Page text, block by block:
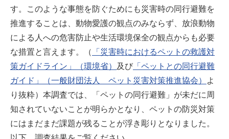
す。このような事態を防ぐためにも災害時の同行避難を
推進することは、動物愛護の観点のみならず、放浪動物
による人への危害防止や生活環境保全の観点からも必要
な措置と言えます。（
「災害時におけるペットの救護対
策ガイドライン」（環境省）
及び 「ペットとの同行避難
ガイド」（一般財団法人 ペット災害対策推進協会）
よ
り抜粋）本調査では、「ペットの同行避難」が未だに周
知されていないことが明らかとなり、ペットの防災対策
にはまだまだ課題が残ることが浮き彫りとなりました。